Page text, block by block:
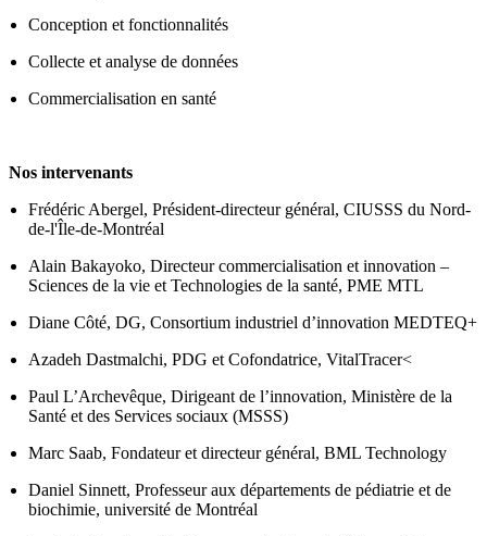
Conception et fonctionnalités
Collecte et analyse de données
Commercialisation en santé
Nos intervenants
Frédéric Abergel, Président-directeur général, CIUSSS du Nord-
de-l'Île-de-Montréal
Alain Bakayoko, Directeur commercialisation et innovation –
Sciences de la vie et Technologies de la santé, PME MTL
Diane Côté, DG, Consortium industriel d’innovation MEDTEQ+
Azadeh Dastmalchi, PDG et Cofondatrice, VitalTracer<
Paul L’Archevêque, Dirigeant de l’innovation, Ministère de la
Santé et des Services sociaux (MSSS)
Marc Saab, Fondateur et directeur général, BML Technology
Daniel Sinnett, Professeur aux départements de pédiatrie et de
biochimie, université de Montréal